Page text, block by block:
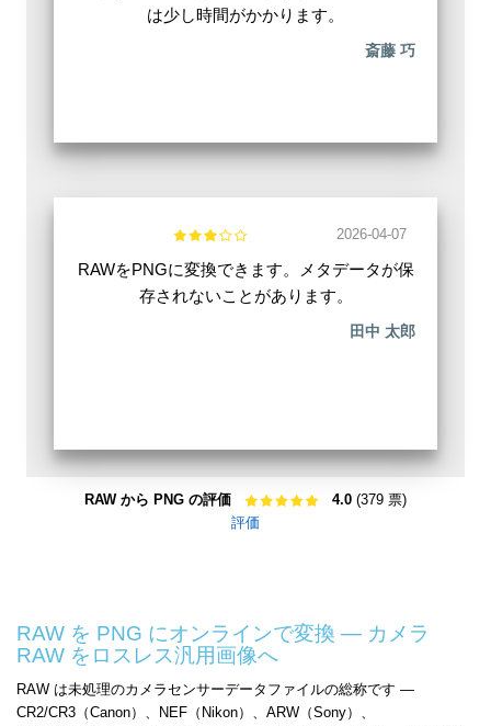
は少し時間がかかります。
斎藤 巧
2026-04-07
RAWをPNGに変換できます。メタデータが保
存されないことがあります。
田中 太郎
RAW から PNG の評価 4.0 (379 票)
評価
RAW を PNG にオンラインで変換 — カメラ
RAW をロスレス汎用画像へ
RAW は未処理のカメラセンサーデータファイルの総称です —
CR2/CR3（Canon）、NEF（Nikon）、ARW（Sony）、